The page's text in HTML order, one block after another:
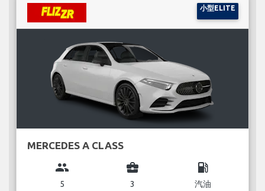
小型ELITE
MERCEDES A CLASS
group
5
business_center
3
local_gas_station
汽油